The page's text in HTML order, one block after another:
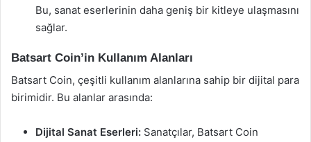
Bu, sanat eserlerinin daha geniş bir kitleye ulaşmasını
sağlar.
Batsart Coin’in Kullanım Alanları
Batsart Coin, çeşitli kullanım alanlarına sahip bir dijital para
birimidir. Bu alanlar arasında:
Dijital Sanat Eserleri: Sanatçılar, Batsart Coin